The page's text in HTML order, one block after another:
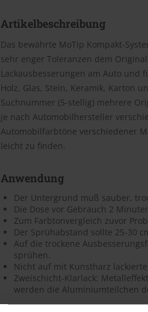
Artikelbeschreibung
Das bewährte MoTip Kompakt-
sehr enger Toleranzen dem
Lackausbesserungen am Auto und
Holz, Glas, Stein, Keramik, Karton
Suchnummer (5-stellig) mehrere
je nach Automobilhersteller
Automobilfarbtöne verschiedener
leicht zu finden.
Anwendung
Der Untergrund muß sauber,
Die Dose vor Gebrauch 2
Zum Farbtonvergleich zuvor
Der Sprühabstand sollte 25-30
Auf die trockene
sprühen.
Nicht auf mit Kunstharz
Zweischicht-Klarlack:
werden die Aluminiumteilchen